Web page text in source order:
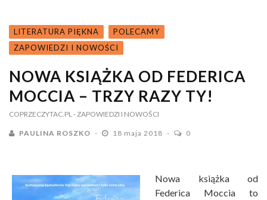
LITERATURA PIĘKNA
POLECAMY
ZAPOWIEDZI I NOWOŚCI
NOWA KSIĄŻKA OD FEDERICA
MOCCIA – TRZY RAZY TY!
COPRZECZYTAC.PL - ZAPOWIEDZI I NOWOŚCI
PAULINA ROSZKO 18 maja 2018 0
Nowa książka od
Federica Moccia to